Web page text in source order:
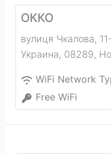
ОККО
вулиця Чкалова,
Украина, 08289,
WiFi Network
Free WiFi